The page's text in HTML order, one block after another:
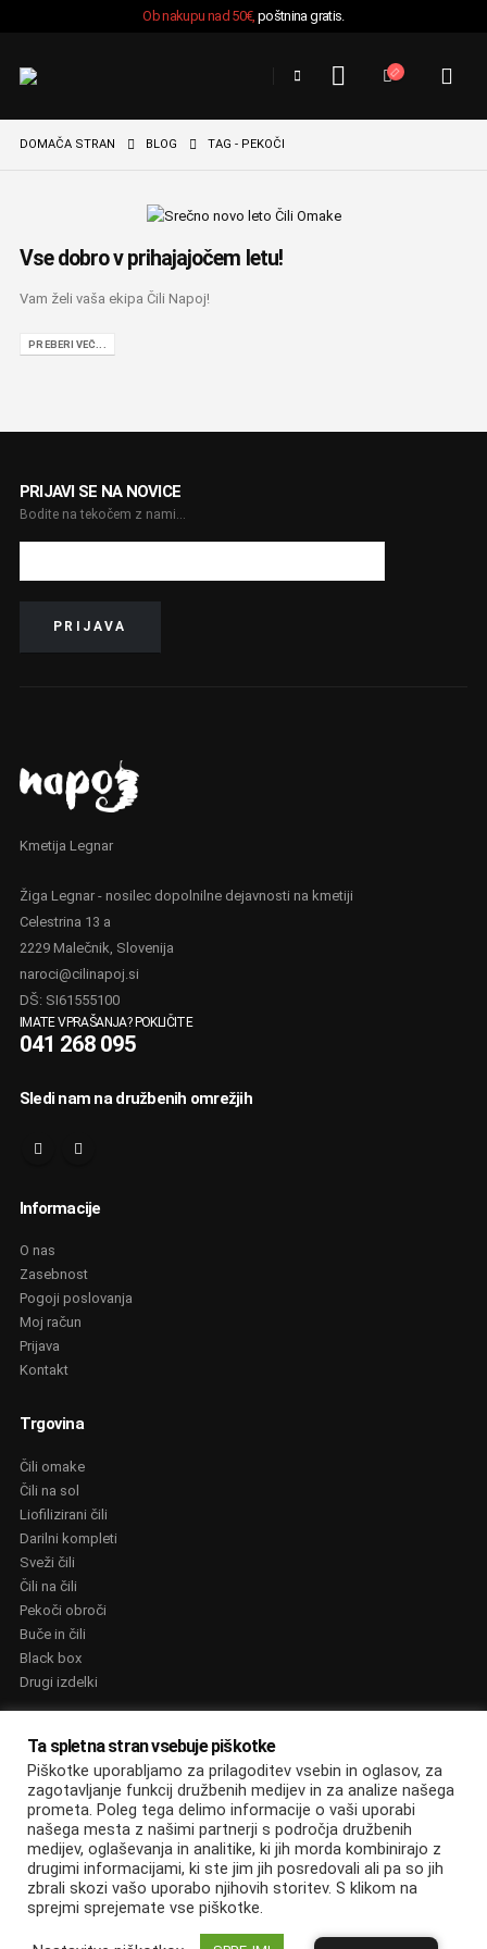
Ob nakupu nad 50€,poštnina gratis.
DOMAČA STRAN BLOG TAG - PEKOČI
Vse dobro v prihajajočem letu!
Vam želi vaša ekipa Čili Napoj!
PREBERI VEČ...
PRIJAVI SE NA NOVICE
Bodite na tekočem z nami...
Kmetija Legnar
Žiga Legnar - nosilec dopolnilne dejavnosti na kmetiji
Celestrina 13 a
2229 Malečnik, Slovenija
naroci@cilinapoj.si
DŠ: SI61555100
IMATE VPRAŠANJA? POKLIČITE
041 268 095
Sledi nam na družbenih omrežjih
Informacije
O nas
Zasebnost
Pogoji poslovanja
Moj račun
Prijava
Kontakt
Trgovina
Čili omake
Čili na sol
Liofilizirani čili
Darilni kompleti
Sveži čili
Čili na čili
Pekoči obroči
Buče in čili
Black box
Drugi izdelki
© Edin Džananović s.p, informacijske storitve. 2022. Vse pravice
pridržane
Ta spletna stran vsebuje piškotke
Piškotke uporabljamo za prilagoditev vsebin in oglasov, za
zagotavljanje funkcij družbenih medijev in za analize našega
prometa. Poleg tega delimo informacije o vaši uporabi
našega mesta z našimi partnerji s področja družbenih
medijev, oglaševanja in analitike, ki jih morda kombinirajo z
drugimi informacijami, ki ste jim jih posredovali ali pa so jih
zbrali skozi vašo uporabo njihovih storitev. S klikom na
sprejmi sprejemate vse piškotke.